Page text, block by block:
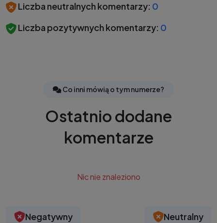
Liczba neutralnych komentarzy: 0
Liczba pozytywnych komentarzy: 0
Co inni mówią o tym numerze?
Ostatnio dodane
komentarze
Nic nie znaleziono
Negatywny
Neutralny